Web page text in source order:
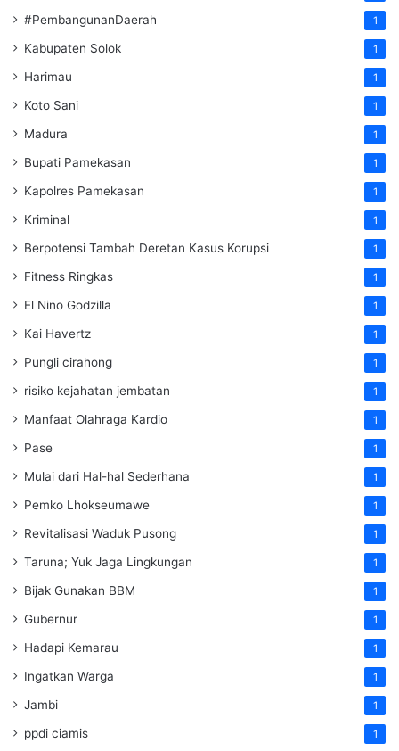
#PembangunanDaerah 1
Kabupaten Solok 1
Harimau 1
Koto Sani 1
Madura 1
Bupati Pamekasan 1
Kapolres Pamekasan 1
Kriminal 1
Berpotensi Tambah Deretan Kasus Korupsi 1
Fitness Ringkas 1
El Nino Godzilla 1
Kai Havertz 1
Pungli cirahong 1
risiko kejahatan jembatan 1
Manfaat Olahraga Kardio 1
Pase 1
Mulai dari Hal-hal Sederhana 1
Pemko Lhokseumawe 1
Revitalisasi Waduk Pusong 1
Taruna; Yuk Jaga Lingkungan 1
Bijak Gunakan BBM 1
Gubernur 1
Hadapi Kemarau 1
Ingatkan Warga 1
Jambi 1
ppdi ciamis 1